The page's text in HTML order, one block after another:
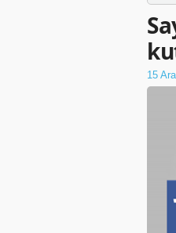
15